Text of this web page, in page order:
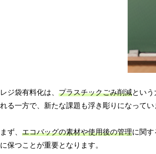
レジ袋有料化は、 プラスチックごみ削減とい
れる一方で、新たな課題も浮き彫りになってい
まず、 エコバッグの素材や使用後の管理に関
に保つことが重要となります。